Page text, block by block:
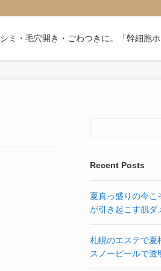
シミ・毛穴開き・ごわつきに。「幹細胞
Recent Posts
夏真っ盛りの今こ
が引き起こす肌ダ
札幌のエステで夏
スノーピールで透